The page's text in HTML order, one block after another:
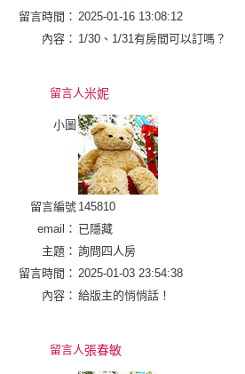
留言時間： 2025-01-16 13:08:12
內容： 1/30、1/31有房間可以訂嗎？
留言人米妮
小圖
留言編號 145810
email： 已隱藏
主題： 詢問四人房
留言時間： 2025-01-03 23:54:38
內容： 給版主的悄悄話！
留言人張春敏